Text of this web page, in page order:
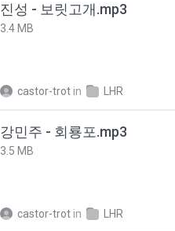
진성 - 보릿고개.mp3
3.4 MB
castor-trot in LHR
강민주 - 회룡포.mp3
3.5 MB
castor-trot in LHR